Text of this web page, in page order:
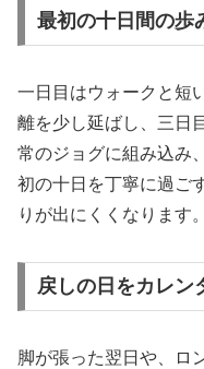
最初の十日間の歩
一日目はウォークと短
離を少し延ばし、三日
常のジョグに組み込み
初の十日を丁寧に過ご
りが出にくくなります。
戻しの日をカレン
脚が張った翌日や、ロ